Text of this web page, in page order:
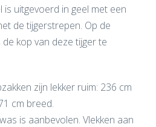
uitgevoerd in geel met een
de tijgerstrepen. Op de
kop van deze tijger te
zijn lekker ruim: 236 cm
cm breed.
is aanbevolen. Vlekken aan